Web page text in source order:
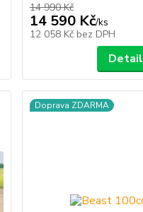
14 990 Kč
14 590 Kč/ks
12 058 Kč bez DPH
Detail
Doprava ZDARMA